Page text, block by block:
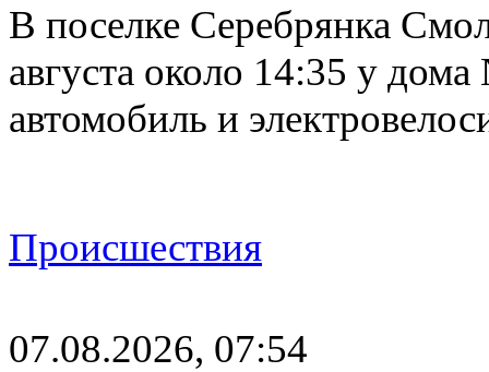
В поселке Серебрянка
августа около 14:35 у
автомобиль и
Происшествия
07.08.2026, 07:54